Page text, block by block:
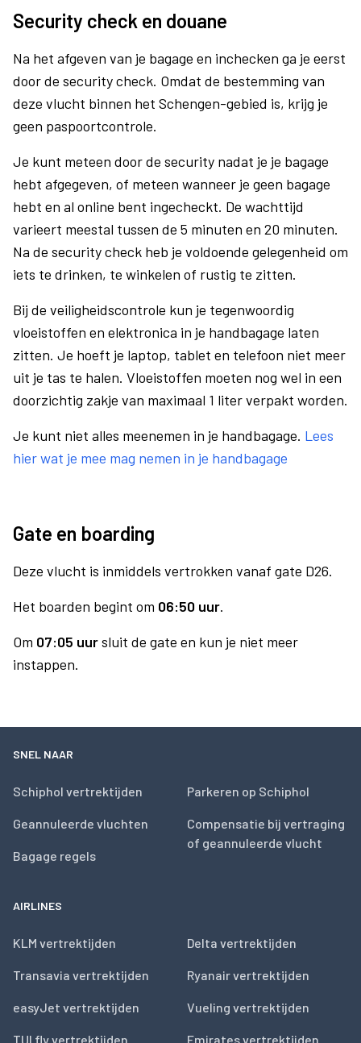
Security check en douane
Na het afgeven van je bagage en inchecken ga je eerst
door de security check. Omdat de bestemming van
deze vlucht binnen het Schengen-gebied is, krijg je
geen paspoortcontrole.
Je kunt meteen door de security nadat je je bagage
hebt afgegeven, of meteen wanneer je geen bagage
hebt en al online bent ingecheckt. De wachttijd
varieert meestal tussen de 5 minuten en 20 minuten.
Na de security check heb je voldoende gelegenheid om
iets te drinken, te winkelen of rustig te zitten.
Bij de veiligheidscontrole kun je tegenwoordig
vloeistoffen en elektronica in je handbagage laten
zitten. Je hoeft je laptop, tablet en telefoon niet meer
uit je tas te halen. Vloeistoffen moeten nog wel in een
doorzichtig zakje van maximaal 1 liter verpakt worden.
Je kunt niet alles meenemen in je handbagage. Lees
hier wat je mee mag nemen in je handbagage
Gate en boarding
Deze vlucht is inmiddels vertrokken vanaf gate D26.
Het boarden begint om 06:50 uur.
Om 07:05 uursluit de gate en kun je niet meer
instappen.
SNEL NAAR
Schiphol vertrektijden
Geannuleerde vluchten
Bagage regels
Parkeren op Schiphol
Compensatie bij vertraging
of geannuleerde vlucht
AIRLINES
KLM vertrektijden
Transavia vertrektijden
easyJet vertrektijden
TUI fly vertrektijden
Delta vertrektijden
Ryanair vertrektijden
Vueling vertrektijden
Emirates vertrektijden